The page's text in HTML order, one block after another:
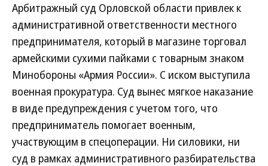
Арбитражный суд Орловской области привлек к
административной ответственности местного
предпринимателя, который в магазине торговал
армейскими сухими пайками с товарным знаком
Минобороны «Армия России». С иском выступила
военная прокуратура. Суд вынес мягкое наказание
в виде предупреждения с учетом того, что
предприниматель помогает военным,
участвующим в спецоперации. Ни силовики, ни
суд в рамках административного разбирательства